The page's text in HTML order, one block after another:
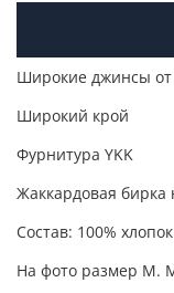
Широкие джинсы от
Широкий крой
Фурнитура YKK
Жаккардовая бирка
Состав: 100% хлопок
На фото размер M.